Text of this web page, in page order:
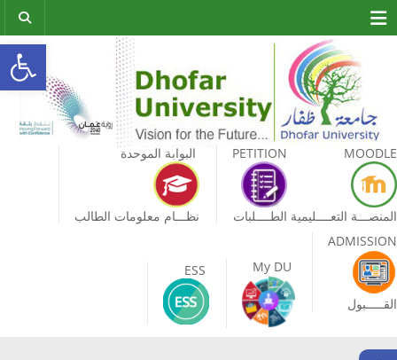
Menu
MOODLE
المنصـــة التعــــليمية
PETITION
الطــــلبات
البوابة الموحدة
نظـــام معلومات الطالب
ADMISSION
القـــــبول